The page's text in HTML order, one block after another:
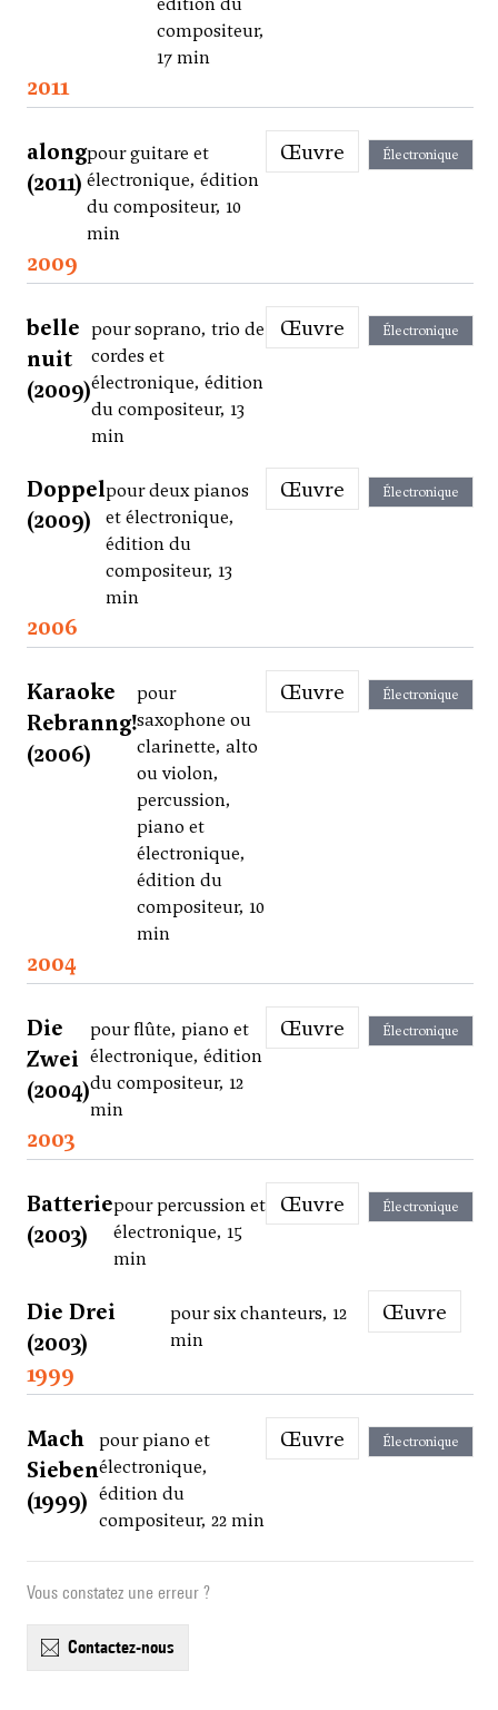
compositeur,
17 min
2011
along
(2011)
pour guitare et
électronique, édition
du compositeur, 10
min
Œuvre Électronique
2009
belle
nuit
(2009)
pour soprano, trio de
cordes et
électronique, édition
du compositeur, 13
min
Œuvre Électronique
Doppel
(2009)
pour deux pianos
et électronique,
édition du
compositeur, 13
min
Œuvre Électronique
2006
Karaoke
Rebranng!
(2006)
pour
saxophone ou
clarinette, alto
ou violon,
percussion,
piano et
électronique,
édition du
compositeur, 10
min
Œuvre Électronique
2004
Die
Zwei
(2004)
pour flûte, piano et
électronique, édition
du compositeur, 12
min
Œuvre Électronique
2003
Batterie
(2003)
pour percussion et
électronique, 15
min
Œuvre Électronique
Die Drei
(2003)
pour six chanteurs, 12
min
Œuvre
1999
Mach
Sieben
(1999)
pour piano et
électronique,
édition du
compositeur, 22 min
Œuvre Électronique
Vous constatez une erreur ?
contactez-nous